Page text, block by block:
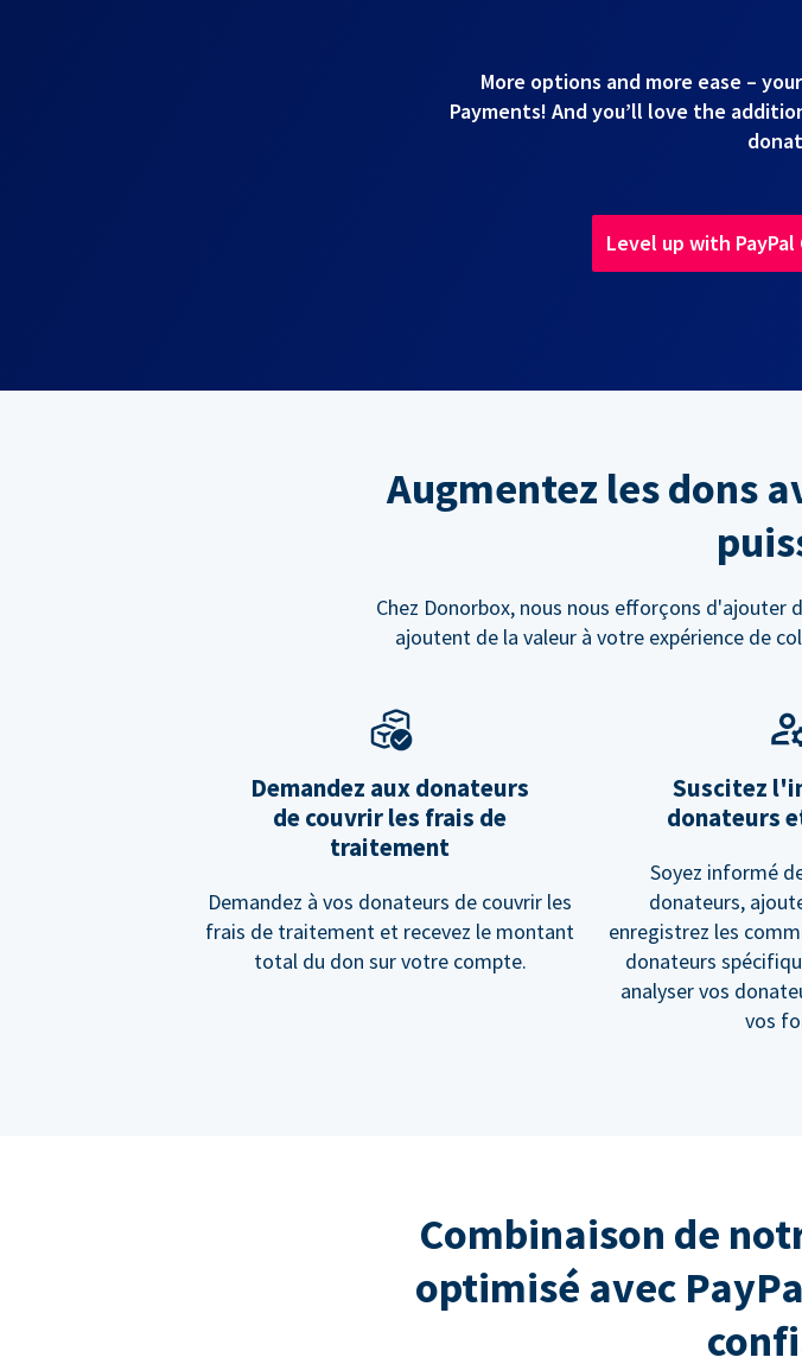
More options and more ease –
Payments! And you’ll love the
Level up with
Augmentez les dons
Chez Donorbox, nous nous efforçons
ajoutent de la valeur à votre expérience de
Demandez aux donateurs
de couvrir les frais de
traitement
Demandez à vos donateurs de couvrir les
frais de traitement et recevez le montant
total du don sur votre compte.
Suscitez
donateurs
Soyez informé
donateurs,
enregistrez les
donateurs
analyser vos
vos
Combinaison de
optimisé avec